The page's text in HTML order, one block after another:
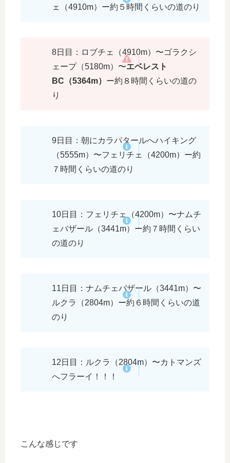
ェ（4910m）ー約５時間くらいの道のり
8日目：ロブチェ（4910m）〜ゴラクシ
ェープ（5180m）〜エベレスト
BC（5364m） ー約８時間くらいの道の
り
9日目：朝にカラパタールへハイキング
（5555m）〜フェリチェ（4200m）ー約
７時間くらいの道のり
10日目：フェリチェ（4200m）〜ナムチ
ェバザール（3441m）ー約７時間くらい
の道のり
11日目：ナムチェバザール（3441m）〜
ルクラ（2804m）ー約６時間くらいの道
のり
12日目：ルクラ（2804m）〜カトマンズ
へフラーイ！！！
こんな感じです